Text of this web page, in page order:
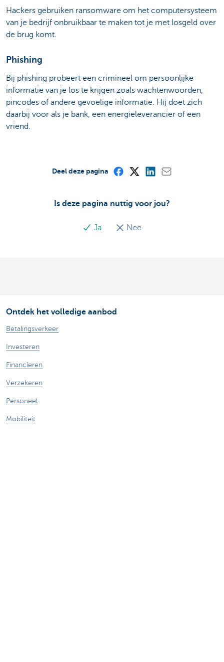
Hackers gebruiken ransomware om het computersysteem
van je bedrijf onbruikbaar te maken tot je met losgeld over
de brug komt.
Phishing
Bij phishing probeert een crimineel om persoonlijke
informatie van je los te krijgen zoals wachtenwoorden,
pincodes of andere gevoelige informatie. Hij doet zich
daarbij voor als je bank, een energieleverancier of een
vriend.
Is deze pagina nuttig voor jou?
Ja Nee
Deel deze pagina
Ontdek het volledige aanbod
Betalingsverkeer
Investeren
Financieren
Verzekeren
Personeel
Mobiliteit